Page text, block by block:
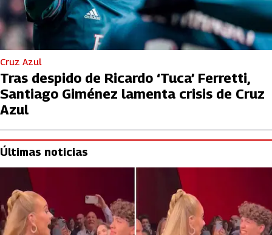
Cruz Azul
Tras despido de Ricardo ‘Tuca’ Ferretti,
Santiago Giménez lamenta crisis de Cruz
Azul
Últimas noticias